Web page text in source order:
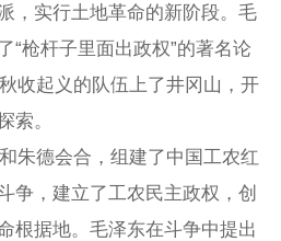
，实行土地革命的新阶段。毛
“枪杆子里面出政权”的著名论
收起义的队伍上了井冈山，开
索。
德会合，组建了中国工农红
争，建立了工农民主政权，创
根据地。毛泽东在斗争中提出